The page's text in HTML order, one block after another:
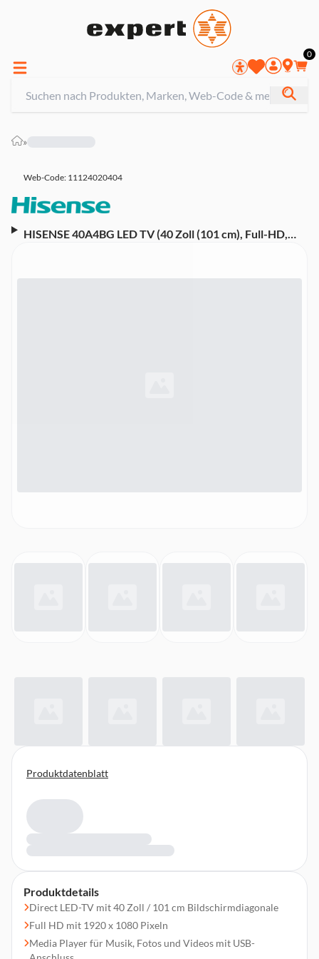
0
»
Web-Code: 11124020404
HISENSE 40A4BG LED TV (40 Zoll (101 cm), Full-HD,
Produktdetails
Direct LED-TV mit 40 Zoll / 101 cm Bildschirmdiagonale
Full HD mit 1920 x 1080 Pixeln
Media Player für Musik, Fotos und Videos mit USB-
Produktdatenblatt